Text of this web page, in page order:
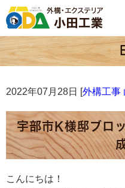
2022年07月28日 [外構工事
宇部市K様邸ブロ
こんにちは！